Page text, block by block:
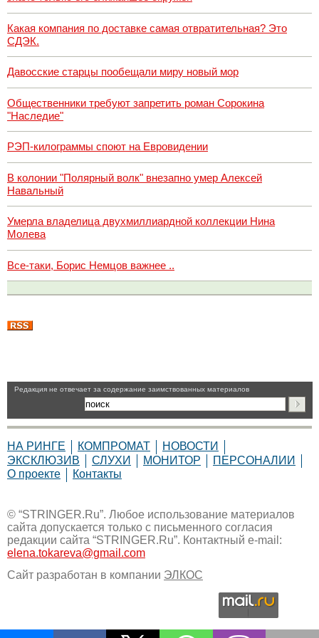
Какая компания по доставке самая отвратительная? Это
СДЭК.
Давосские старцы пообещали миру новый мор
Общественники требуют запретить роман Сорокина
"Наследие"
РЭП-килограммы споют на Евровидении
В колонии "Полярный волк" внезапно умер Алексей
Навальный
Умерла владелица двухмиллиардной коллекции Нина
Молева
Все-таки, Борис Немцов важнее ..
Pедакция не отвечает за содержание заимствованных материалов
НА РИНГЕ КОМПРОМАТ
НОВОСТИ
ЭКСКЛЮЗИВ
СЛУХИ МОНИТОР
ПЕРСОНАЛИИ
О проекте
Контакты
© “STRINGER.Ru”. Любое использование материалов
сайта допускается только с письменного согласия
редакции сайта “STRINGER.Ru”. Контактный e-mail:
elena.tokareva@gmail.com
Сайт разработан в компании ЭЛКОС